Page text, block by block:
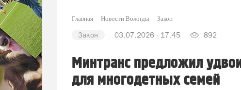
Главная Новости Вологды Закон
Закон 03.07.2026 - 17:45 892
Минтранс предложил
для многодетных семей